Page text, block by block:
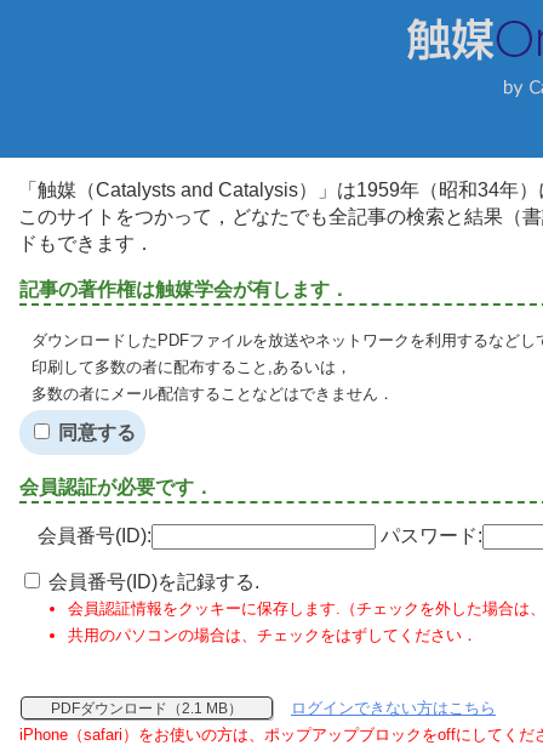
「触媒（Catalysts and Catalysis）」は1959年（昭和34年
このサイトをつかって，どなたでも全記事の検索と結果（
ドもできます．
記事の著作権は触媒学会が有します．
ダウンロードしたPDFファイルを放送やネットワークを利用するなど
印刷して多数の者に配布すること,あるいは，
多数の者にメール配信することなどはできません．
同意する
会員認証が必要です．
会員番号(ID): パスワード:
会員番号(ID)を記録する.
会員認証情報をクッキーに保存します.（チェックを外した場合は
共用のパソコンの場合は、チェックをはずしてください．
PDFダウンロード（2.1 MB）
ログインできない方はこちら
iPhone（safari）をお使いの方は、ポップアップブロックをoffにしてくだ